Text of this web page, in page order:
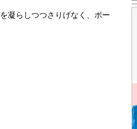
凝らしつつさりげなく、ボー